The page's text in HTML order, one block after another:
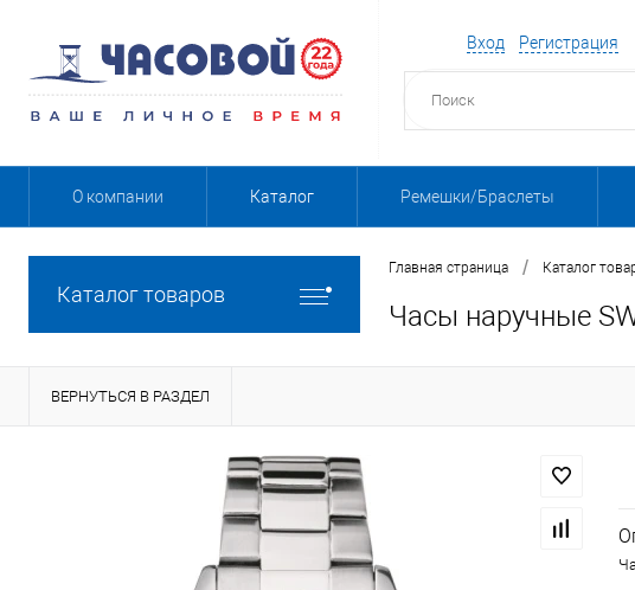
Вход Регистрация
О компании Каталог Ремешки/Браслеты
Каталог товаров
Главная страница / Каталог
Часы наручные
ВЕРНУТЬСЯ В РАЗДЕЛ